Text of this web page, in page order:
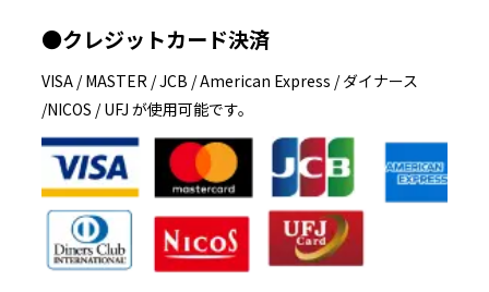
●クレジットカード決済
VISA / MASTER / JCB / American Express / ダイナース
/NICOS / UFJ が使用可能です。